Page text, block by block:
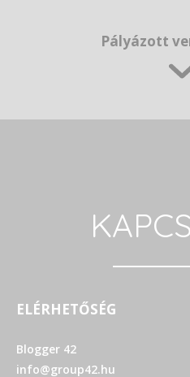
Pályázott
ELÉRHETŐSÉG
Blogger 42
info@group42.hu